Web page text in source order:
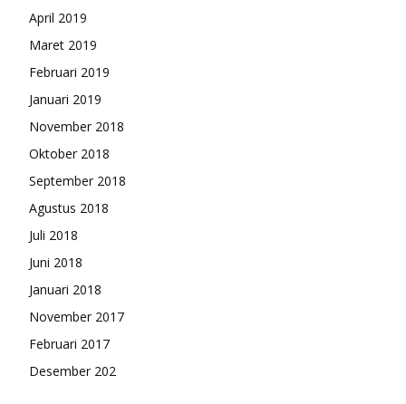
April 2019
Maret 2019
Februari 2019
Januari 2019
November 2018
Oktober 2018
September 2018
Agustus 2018
Juli 2018
Juni 2018
Januari 2018
November 2017
Februari 2017
Desember 202